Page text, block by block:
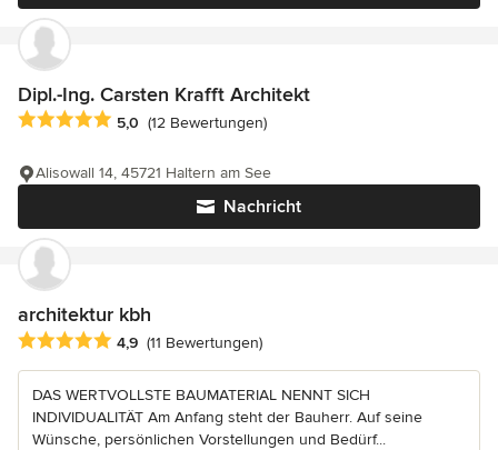
Dipl.-Ing. Carsten Krafft Architekt
Durchschnittliche Bewertung: 5 von 5 Sternen
5,0 (12 Bewertungen)
Nachricht
Alisowall 14, 45721 Haltern am See
architektur kbh
Durchschnittliche Bewertung: 4.9 von 5 Sternen
4,9 (11 Bewertungen)
DAS WERTVOLLSTE BAUMATERIAL NENNT SICH
INDIVIDUALITÄT Am Anfang steht der Bauherr. Auf seine
Wünsche, persönlichen Vorstellungen und Bedürf...